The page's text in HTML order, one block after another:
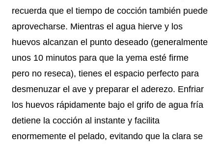
recuerda que el tiempo de cocción también puede
aprovecharse. Mientras el agua hierve y los
huevos alcanzan el punto deseado (generalmente
unos 10 minutos para que la yema esté firme
pero no reseca), tienes el espacio perfecto para
desmenuzar el ave y preparar el aderezo. Enfriar
los huevos rápidamente bajo el grifo de agua fría
detiene la cocción al instante y facilita
enormemente el pelado, evitando que la clara se